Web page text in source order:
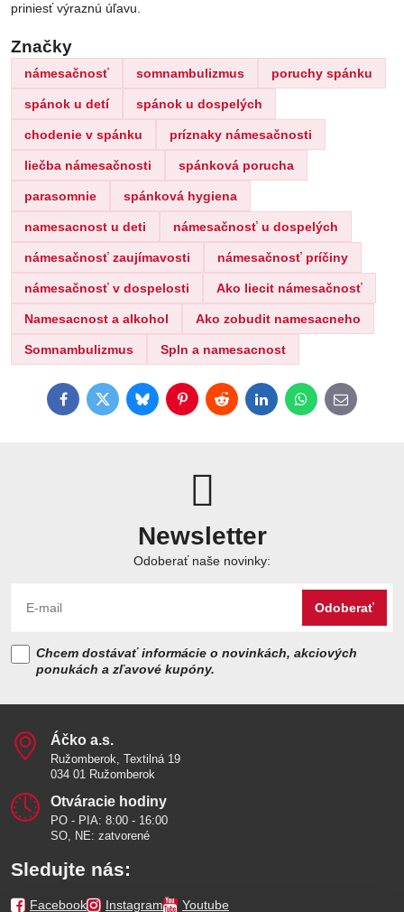
priniesť výraznú úľavu.
Značky
námesačnosť somnambulizmus poruchy spánku
spánok u detí spánok u dospelých
chodenie v spánku príznaky námesačnosti
liečba námesačnosti spánková porucha
parasomnie spánková hygiena
namesacnost u deti námesačnosť u dospelých
námesačnosť zaujímavosti námesačnosť príčiny
námesačnosť v dospelosti Ako liecit námesačnosť
Namesacnost a alkohol Ako zobudit namesacneho
Somnambulizmus Spln a namesacnost
FacebookTwitterBlueskyPinterestRedditLinkedInWhatsApp
E-
mail
Newsletter
Odoberať naše novinky:
Odoberať
Chcem dostávať informácie o novinkách, akciových
ponukách a zľavové kupóny.
Áčko a​.s​.
Ružomberok, Textilná 19
034 01 Ružomberok
Otváracie hodiny
PO - PIA: 8:00 - 16:00
SO, NE: zatvorené
Sledujte nás:
Facebook Instagram Youtube